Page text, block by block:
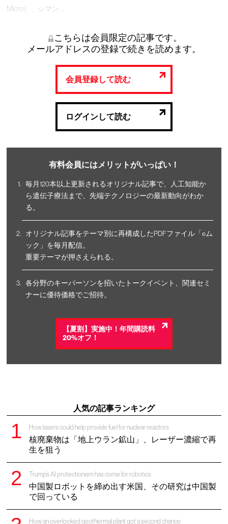
Micro）、シマン …
こちらは会員限定の記事です。
メールアドレスの登録で続きを読めます。
会員登録して読む
ログインして読む
有料会員にはメリットがいっぱい！
毎月120本以上更新されるオリジナル記事で、人工知能か
ら遺伝子療法まで、先端テクノロジーの最新動向がわか
る。
オリジナル記事をテーマ別に再構成したPDFファイル「eム
ック」を毎月配信。
重要テーマが押さえられる。
各分野のキーパーソンを招いたトークイベント、関連セミ
ナーに優待価格でご招待。
【夏割】実施中！年間購読料
20%オフ！
人気の記事ランキング
How lasers could help provide fuel for nuclear reactors
核廃棄物は「地上ウラン鉱山」、レーザー濃縮で再
生を狙う
Trump’s AI protectionism has come for robotics
中国製ロボットを締め出す米国、その研究は中国製
で回っている
How an overlooked geothermal plant got a second chance